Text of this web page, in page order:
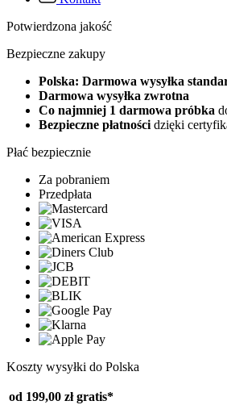
Potwierdzona jakość
Bezpieczne zakupy
Polska: Darmowa wysyłka
Darmowa wysyłka zwrotna
Co najmniej 1 darmowa próbka
Bezpieczne płatności dzięki
Płać bezpiecznie
Za pobraniem
Przedpłata
Koszty wysyłki do Polska
od 199,00 zł gratis*